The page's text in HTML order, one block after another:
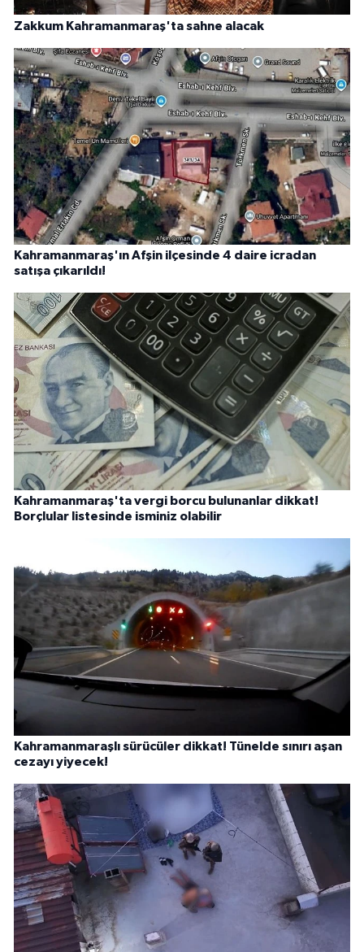
Zakkum Kahramanmaraş'ta sahne alacak
Kahramanmaraş'ın Afşin ilçesinde 4 daire icradan
satışa çıkarıldı!
Kahramanmaraş'ta vergi borcu bulunanlar dikkat!
Borçlular listesinde isminiz olabilir
Kahramanmaraşlı sürücüler dikkat! Tünelde sınırı aşan
cezayı yiyecek!